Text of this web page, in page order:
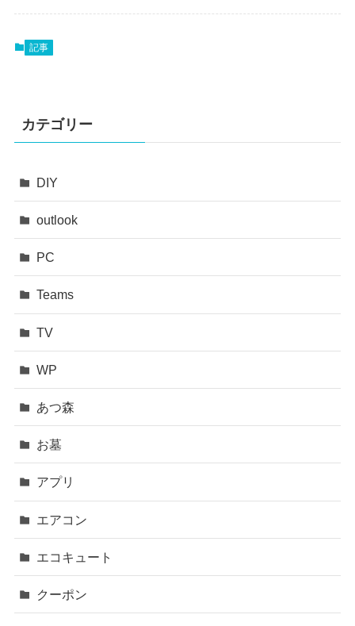
記事
カテゴリー
DIY
outlook
PC
Teams
TV
WP
あつ森
お墓
アプリ
エアコン
エコキュート
クーポン